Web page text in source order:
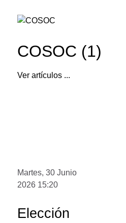
COSOC (1)
Ver artículos ...
Martes, 30 Junio
2026 15:20
Elección